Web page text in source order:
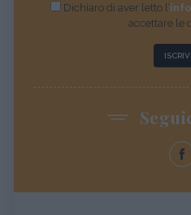
Dichiaro di aver letto l’
accettare le